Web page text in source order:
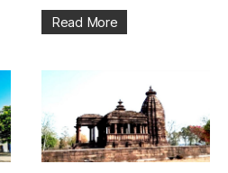
Read More